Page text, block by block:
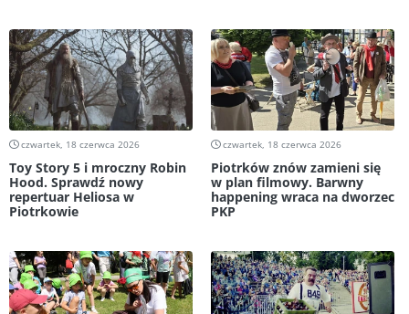
czwartek, 18 czerwca 2026
Toy Story 5 i mroczny Robin
Hood. Sprawdź nowy
repertuar Heliosa w
Piotrkowie
czwartek, 18 czerwca 2026
Piotrków znów zamieni się
w plan filmowy. Barwny
happening wraca na dworzec
PKP